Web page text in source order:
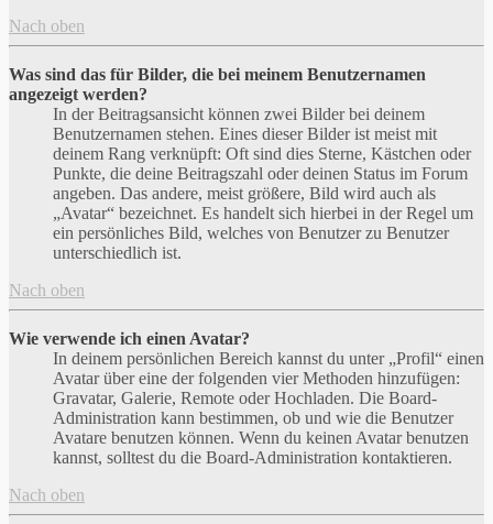
Nach oben
Was sind das für Bilder, die bei meinem Benutzernamen
angezeigt werden?
In der Beitragsansicht können zwei Bilder bei deinem
Benutzernamen stehen. Eines dieser Bilder ist meist mit
deinem Rang verknüpft: Oft sind dies Sterne, Kästchen oder
Punkte, die deine Beitragszahl oder deinen Status im Forum
angeben. Das andere, meist größere, Bild wird auch als
„Avatar“ bezeichnet. Es handelt sich hierbei in der Regel um
ein persönliches Bild, welches von Benutzer zu Benutzer
unterschiedlich ist.
Nach oben
Wie verwende ich einen Avatar?
In deinem persönlichen Bereich kannst du unter „Profil“ einen
Avatar über eine der folgenden vier Methoden hinzufügen:
Gravatar, Galerie, Remote oder Hochladen. Die Board-
Administration kann bestimmen, ob und wie die Benutzer
Avatare benutzen können. Wenn du keinen Avatar benutzen
kannst, solltest du die Board-Administration kontaktieren.
Nach oben